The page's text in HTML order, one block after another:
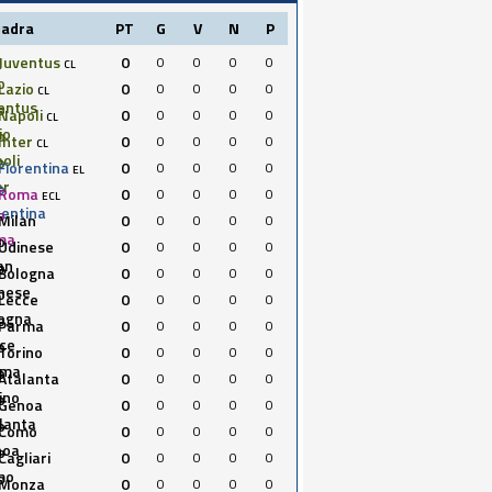
PT G V N P
Juventus CL 0 0 0 0
0
CL 0 0 0 0
0
CL 0 0 0 0
0
CL 0 0 0 0
0
EL 0 0 0 0
0
ECL 0 0 0 0
0
0 0 0 0
0
0 0 0 0
0
0 0 0 0
0
0 0 0 0
0
0 0 0 0
0
0 0 0 0
0
0 0 0 0
0
0 0 0 0
0
0 0 0 0
0
0 0 0 0
0
0 0 0 0 0